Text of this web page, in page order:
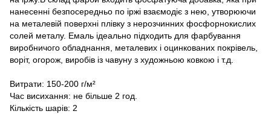
нанесенні безпосередньо по іржі взаємодіє з нею, утворюючи
на металевій поверхні плівку з нерозчинних фосфорнокислих
солей металу. Емаль ідеально підходить для фарбування
виробничого обладнання, металевих і оцинкованих покрівель,
воріт, огорож, виробів із чавуну з художньою ковкою і т.д.
Витрати: 150-200 г/м²
Час висихання: не більше 2 год.
Кількість шарів: 2